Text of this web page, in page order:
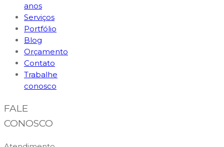
anos
Serviços
Portfólio
Blog
Orçamento
Contato
Trabalhe
conosco
FALE
CONOSCO